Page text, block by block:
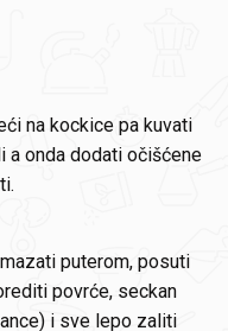
na kockice pa kuvati
a onda dodati očišćene
puterom, posuti
povrće, seckan
i sve lepo zaliti